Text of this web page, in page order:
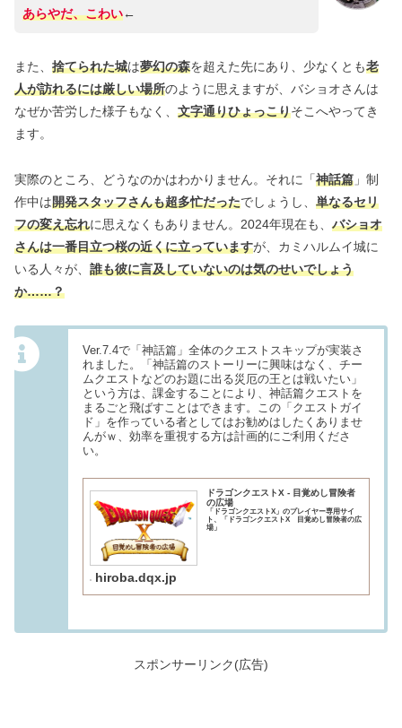
あらやだ、こわい←
また、 捨てられた城は夢幻の森を超えた先にあり、少なくとも老
人が訪れるには厳しい場所のように思えますが、バショオさんは
なぜか苦労した様子もなく、 文字通りひょっこりそこへやってき
ます。
実際のところ、どうなのかはわかりません。それに「神話篇 」制
作中は開発スタッフさんも超多忙だったでしょうし、 単なるセリ
フの変え忘れに思えなくもありません。2024年現在も、 バショオ
さんは一番目立つ桜の近くに立っていますが、カミハルムイ城に
いる人々が、 誰も彼に言及していないのは気のせいでしょう
か……？
Ver.7.4で「神話篇」全体のクエストスキップが実装さ
れました。「神話篇のストーリーに興味はなく、チー
ムクエストなどのお題に出る災厄の王とは戦いたい」
という方は、課金することにより、神話篇クエストを
まるごと飛ばすことはできます。この「クエストガイ
ド」を作っている者としてはお勧めはしたくありませ
んがｗ、効率を重視する方は計画的にご利用くださ
い。
ドラゴンクエストX - 目覚めし冒険者
の広場
「ドラゴンクエストX」のプレイヤー専用サイ
ト、「ドラゴンクエストX 目覚めし冒険者の広
場」
hiroba.dqx.jp
スポンサーリンク(広告)